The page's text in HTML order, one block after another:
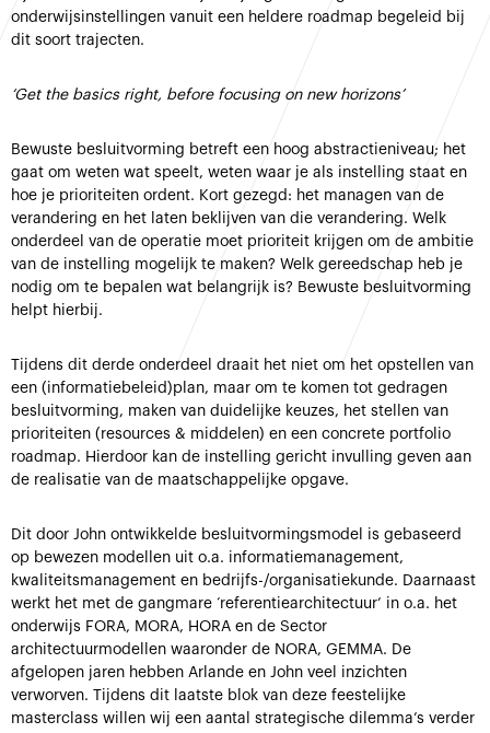
onderwijsinstellingen vanuit een heldere roadmap begeleid bij
dit soort trajecten.
‘Get the basics right, before focusing on new horizons’
Bewuste besluitvorming betreft een hoog abstractieniveau; het
gaat om weten wat speelt, weten waar je als instelling staat en
hoe je prioriteiten ordent. Kort gezegd: het managen van de
verandering en het laten beklijven van die verandering. Welk
onderdeel van de operatie moet prioriteit krijgen om de ambitie
van de instelling mogelijk te maken? Welk gereedschap heb je
nodig om te bepalen wat belangrijk is? Bewuste besluitvorming
helpt hierbij.
Tijdens dit derde onderdeel draait het niet om het opstellen van
een (informatiebeleid)plan, maar om te komen tot gedragen
besluitvorming, maken van duidelijke keuzes, het stellen van
prioriteiten (resources & middelen) en een concrete portfolio
roadmap. Hierdoor kan de instelling gericht invulling geven aan
de realisatie van de maatschappelijke opgave.
Dit door John ontwikkelde besluitvormingsmodel is gebaseerd
op bewezen modellen uit o.a. informatiemanagement,
kwaliteitsmanagement en bedrijfs-/organisatiekunde. Daarnaast
werkt het met de gangmare ‘referentiearchitectuur’ in o.a. het
onderwijs FORA, MORA, HORA en de Sector
architectuurmodellen waaronder de NORA, GEMMA. De
afgelopen jaren hebben Arlande en John veel inzichten
verworven. Tijdens dit laatste blok van deze feestelijke
masterclass willen wij een aantal strategische dilemma’s verder